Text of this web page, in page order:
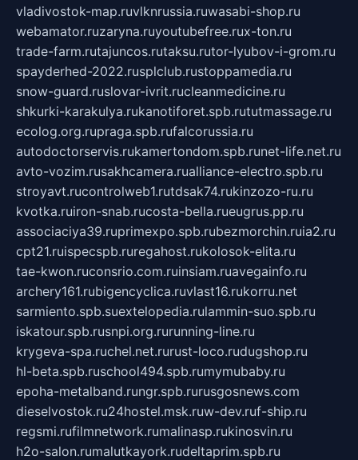
vladivostok-map.ruvlknrussia.ruwasabi-shop.ru
webamator.ruzaryna.ruyoutubefree.rux-ton.ru
trade-farm.rutajuncos.rutaksu.rutor-lyubov-i-grom.ru
spayderhed-2022.rusplclub.rustoppamedia.ru
snow-guard.ruslovar-ivrit.rucleanmedicine.ru
shkurki-karakulya.rukanotiforet.spb.rututmassage.ru
ecolog.org.rupraga.spb.rufalcorussia.ru
autodoctorservis.rukamertondom.spb.runet-life.net.ru
avto-vozim.rusakhcamera.rualliance-electro.spb.ru
stroyavt.rucontrolweb1.rutdsak74.rukinzozo-ru.ru
kvotka.ruiron-snab.rucosta-bella.rueugrus.pp.ru
associaciya39.ruprimexpo.spb.rubezmorchin.ruia2.ru
cpt21.ruispecspb.ruregahost.rukolosok-elita.ru
tae-kwon.ruconsrio.com.ruinsiam.ruavegainfo.ru
archery161.rubigencyclica.ruvlast16.rukorru.net
sarmiento.spb.suextelopedia.rulammin-suo.spb.ru
iskatour.spb.rusnpi.org.rurunning-line.ru
krygeva-spa.ruchel.net.rurust-loco.rudugshop.ru
hl-beta.spb.ruschool494.spb.rumymubaby.ru
epoha-metalband.rungr.spb.rurusgosnews.com
dieselvostok.ru24hostel.msk.ruw-dev.ruf-ship.ru
regsmi.rufilmnetwork.rumalinasp.rukinosvin.ru
h2o-salon.rumalutkayork.rudeltaprim.spb.ru